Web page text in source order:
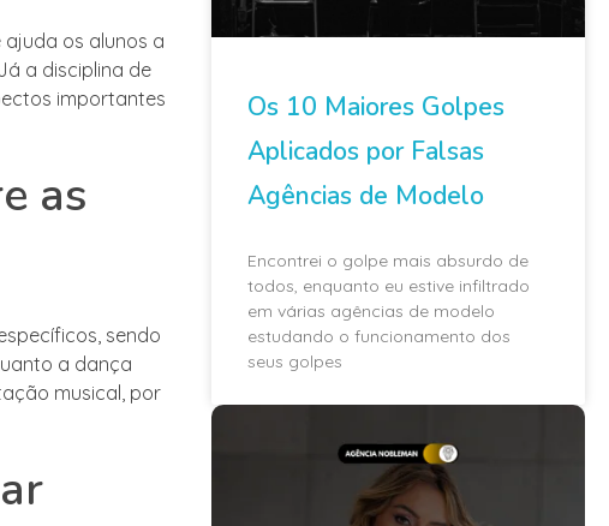
os alunos a
a disciplina de
importantes
as
sendo
a dança
musical, por
Os 10 Maiores Golpes
Aplicados por Falsas
Agências de Modelo
Encontrei o golpe mais absurdo de
todos, enquanto eu estive infiltrado
em várias agências de modelo
estudando o funcionamento dos
seus golpes